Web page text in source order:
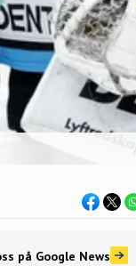
på Google News